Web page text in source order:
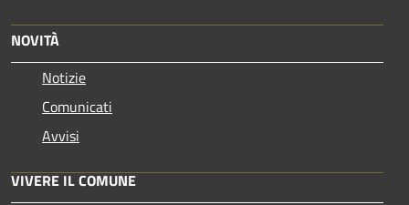
NOVITÀ
Notizie
Comunicati
Avvisi
VIVERE IL COMUNE